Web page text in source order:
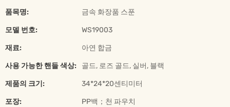
품목명: 금속 화장품 스푼
모델 번호: WS19003
재료: 아연 합금
사용 가능한 핸들 색상: 골드, 로즈 골드, 실버, 블랙
제품의 크기: 34*24*20센티미터
포장: PP백；천 파우치